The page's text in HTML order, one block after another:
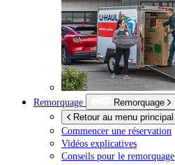
Remorquage
Remorquage
Retour au menu principal
Commencer une réservation
Vidéos explicatives
Conseils pour le remorquage